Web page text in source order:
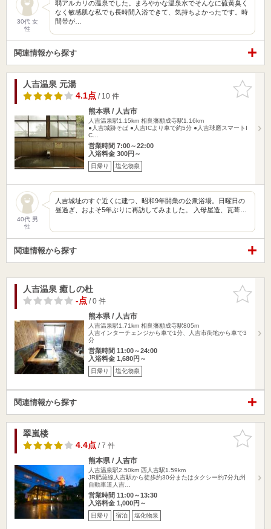
30代 女
性
弱アルカリの温泉でした。まろやかな温泉水でそんなに硫黄臭く
なく敏感肌な私でも長時間入浴できて、気持ちよかったです。時
間帯が…
関連情報から探す
お気に入
りに追加
人吉温泉 元湯
4.1点/ 10 件
熊本県 / 人吉市
人吉温泉駅1.15km 相良藩願成寺駅1.16km
●人吉城跡そば ●人吉ICより車で約5分 ●人吉球磨スマートI
C…
営業時間 7:00～22:00
入浴料金 300円～
日帰り 塩化物泉
40代 男
性
人吉城址のすぐ近くに建つ、昭和9年開業の公衆浴場。日曜日の
昼過ぎ、およそ5年ぶりに再訪してみました。 入母屋造、瓦葺…
関連情報から探す
お気に入
りに追加
人吉温泉 癒しの杜
-点/ 0 件
熊本県 / 人吉市
人吉温泉駅1.71km 相良藩願成寺駅805m
人吉インターチェンジから車で1分、人吉市街地から車で3
分
営業時間 11:00～24:00
入浴料金 1,680円～
日帰り 塩化物泉
関連情報から探す
お気に入
りに追加
翠嵐楼
4.4点/ 7 件
熊本県 / 人吉市
人吉温泉駅2.50km 西人吉駅1.59km
JR肥薩線人吉駅から徒歩約30分またはタクシー約7分九州
自動車道人吉…
営業時間 11:00～13:30
入浴料金 1,000円～
日帰り 宿泊 塩化物泉